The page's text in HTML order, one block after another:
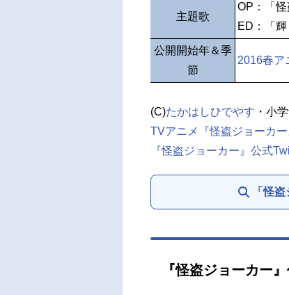
主題歌
OP：「
ED：「
公開開始年＆季
節
2016春ア
(C)たかはしひでやす ・小
TVアニメ『怪盗ジョーカー
『怪盗ジョーカー』公式
「怪
『怪盗ジョーカー